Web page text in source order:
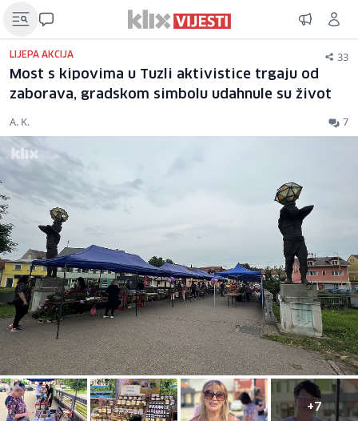
LIJEPA AKCIJA 33
Most s kipovima u Tuzli aktivistice trgaju od
zaborava, gradskom simbolu udahnule su život
A. K. 7
+7